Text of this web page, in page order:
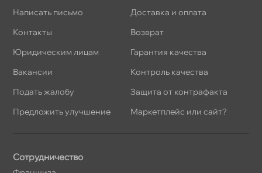
Написать письмо
Контакты
Юридическим лицам
акансии
Подать жалобу
Предложить улучшение
Доставка и оплата
озврат
Гарантия качества
Контроль качества
Защита от контрафакта
Маркетплейс или сайт?
Сотрудничество